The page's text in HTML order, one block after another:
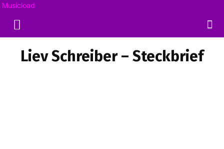
Musicload
Liev Schreiber – Steckbrief